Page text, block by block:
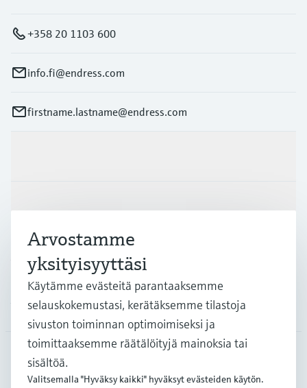
+358 20 1103 600
info.fi@endress.com
firstname.lastname@endress.com
Asiakastuki
Yritys
•Suomi
Arvostamme
yksityisyyttäsi
Käytämme evästeitä parantaaksemme
selauskokemustasi, kerätäksemme tilastoja
sivuston toiminnan optimoimiseksi ja
toimittaaksemme räätälöityjä mainoksia tai
sisältöä.
Valitsemalla "Hyväksy kaikki" hyväksyt evästeiden käytön.